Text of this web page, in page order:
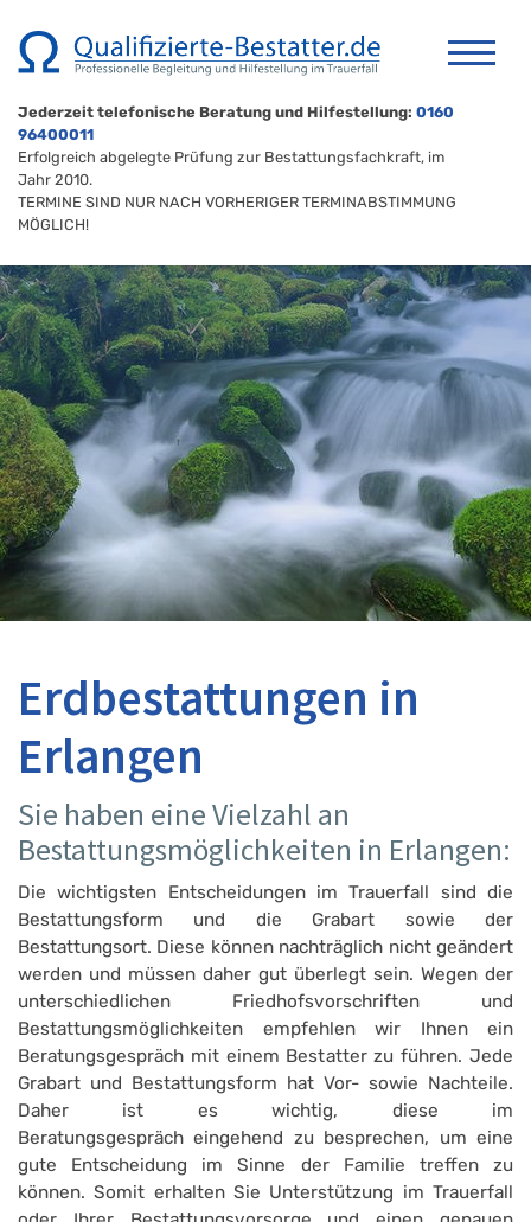
Jederzeit telefonische Beratung und Hilfestellung: 0160
96400011
Erfolgreich abgelegte Prüfung zur Bestattungsfachkraft, im
Jahr 2010.
TERMINE SIND NUR NACH VORHERIGER TERMINABSTIMMUNG
MÖGLICH!
Erdbestattungen in
Erlangen
Sie haben eine Vielzahl an
Bestattungsmöglichkeiten in Erlangen:
Die wichtigsten Entscheidungen im Trauerfall sind die
Bestattungsform und die Grabart sowie der
Bestattungsort. Diese können nachträglich nicht geändert
werden und müssen daher gut überlegt sein. Wegen der
unterschiedlichen Friedhofsvorschriften und
Bestattungsmöglichkeiten empfehlen wir Ihnen ein
Beratungsgespräch mit einem Bestatter zu führen. Jede
Grabart und Bestattungsform hat Vor- sowie Nachteile.
Daher ist es wichtig, diese im
Beratungsgespräch eingehend zu besprechen, um eine
gute Entscheidung im Sinne der Familie treffen zu
können. Somit erhalten Sie Unterstützung im Trauerfall